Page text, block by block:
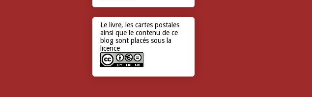
Le livre, les cartes postales
ainsi que le contenu de ce
blog sont placés sous la
licence